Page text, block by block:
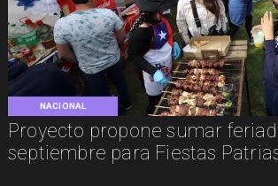
NACIONAL
Proyecto propone sumar
septiembre para Fiestas